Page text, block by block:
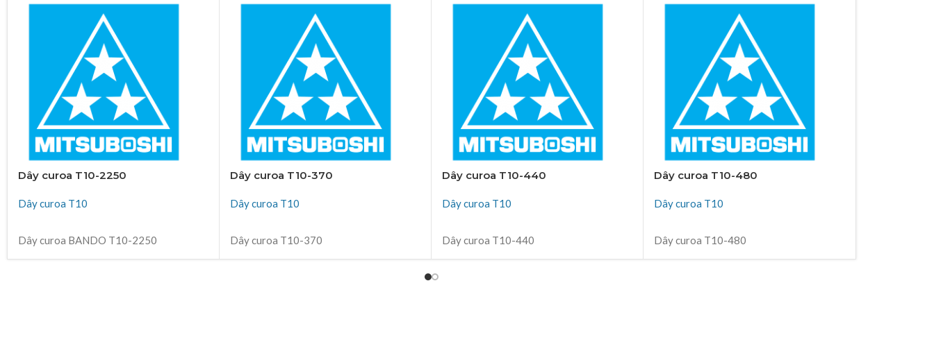
Dây curoa T10-2250
Dây curoa T10
Dây curoa BANDO T10-2250
Dây curoa T10-370
Dây curoa T10
Dây curoa T10-370
Dây curoa T10-440
Dây curoa T10
Dây curoa T10-440
Dây curoa T10-480
Dây curoa T10
Dây curoa T10-480